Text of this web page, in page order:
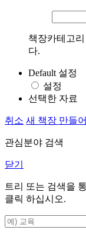
책장카테고
다.
Default 설정
설정
선택한 자료
취소 새 책장 만들
관심분야 검색
닫기
트리 또는 검색을
클릭 하십시오.